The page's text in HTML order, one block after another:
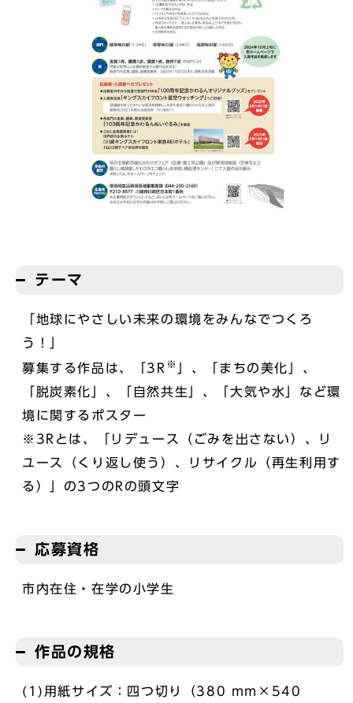
テーマ
「地球にやさしい未来の環境をみんなでつくろ
う！」
募集する作品は、「3R ※
」、「まちの美化」、
「脱炭素化」、「自然共生」、「大気や水」など環
境に関するポスター
※3Rとは、「リデュース（ごみを出さない）、リ
ユース（くり返し使う）、リサイクル（再生利用す
る）」の3つのRの頭文字
応募資格
市内在住・在学の小学生
作品の規格
(1)用紙サイズ：四つ切り（380 mm×540